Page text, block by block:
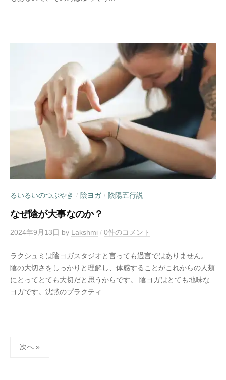
るいるいのつぶやき / 陰ヨガ / 陰陽五行説
なぜ陰が大事なのか？
2024年9月13日 by Lakshmi / 0件のコメント
ラクシュミは陰ヨガスタジオと言っても過言ではありません。
陰の大切さをしっかりと理解し、体感することがこれからの人類
にとってとても大切だと思うからです。 陰ヨガはとても地味な
ヨガです。沈黙のプラクティ...
次へ »